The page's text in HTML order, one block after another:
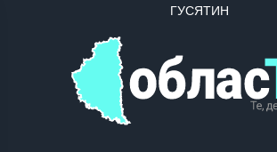
ГУСЯТИН